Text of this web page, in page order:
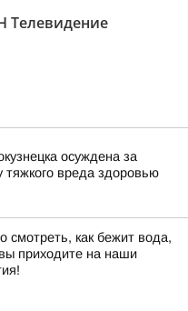
Телевидение
осуждена за
тяжкого вреда здоровью
смотреть, как бежит вода,
вы приходите на наши